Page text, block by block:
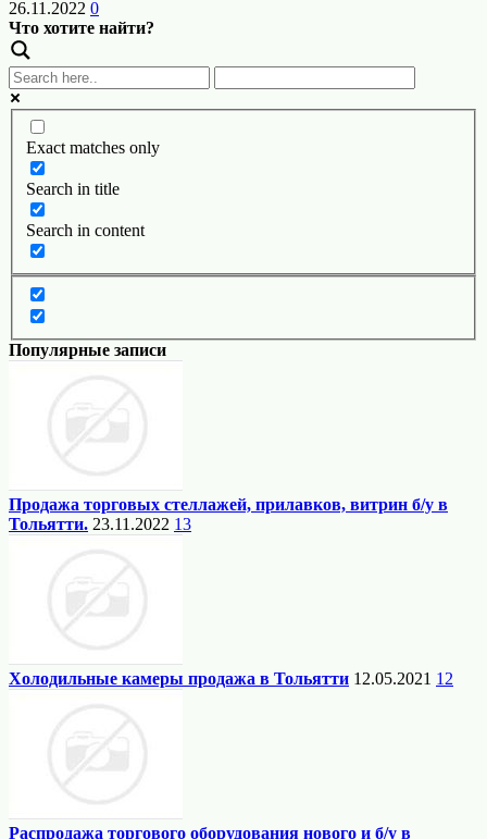
26.11.2022 0
Что хотите найти?
Exact matches only
Search in title
Search in content
Популярные записи
Продажа торговых стеллажей, прилавков, витрин б/у в
Тольятти. 23.11.2022 13
Холодильные камеры продажа в Тольятти 12.05.2021 12
Распродажа торгового оборудования нового и б/у в